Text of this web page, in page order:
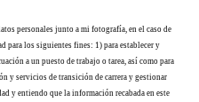
personales junto a mi fotografía, en el caso de
para los siguientes fines: 1) para establecer y
a un puesto de trabajo o tarea, así como para
y servicios de transición de carrera y gestionar
y entiendo que la información recabada en este